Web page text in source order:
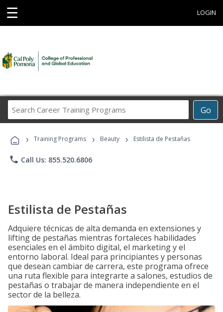
☰ LOGIN
Go
Career
Programs
› Training Programs › Beauty › Estilista de Pestañas
phone Call Us: 855.520.6806
Estilista de Pestañas
Adquiere técnicas de alta demanda en extensiones y
lifting de pestañas mientras fortaleces habilidades
esenciales en el ámbito digital, el marketing y el
entorno laboral. Ideal para principiantes y personas
que desean cambiar de carrera, este programa ofrece
una ruta flexible para integrarte a salones, estudios de
pestañas o trabajar de manera independiente en el
sector de la belleza.